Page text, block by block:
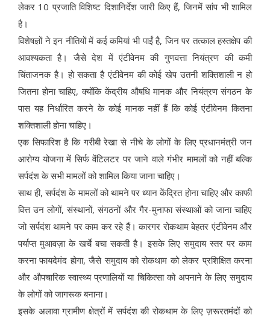
लेकर 10 प्रजाति विशिष्ट दिशानिर्देश जारी किए हैं, जिनमें सांप भी शामिल
है।
विशेषज्ञों ने इन नीतियों में कई कमियां भी पाईं है, जिन पर तत्काल हस्तक्षेप की
आवश्यकता है। जैसे देश में एंटीवेनम की गुणवत्ता नियंत्रण की कमी
चिंताजनक है। हो सकता है एंटीवेनम की कोई खेप उतनी शक्तिशाली न हो
जितना होना चाहिए, क्योंकि केंद्रीय औषधि मानक और नियंत्रण संगठन के
पास यह निर्धारित करने के कोई मानक नहीं हैं कि कोई एंटीवेनम कितना
शक्तिशाली होना चाहिए।
एक सिफारिश है कि गरीबी रेखा से नीचे के लोगों के लिए प्रधानमंत्री जन
आरोग्य योजना में सिर्फ वेंटिलटर पर जाने वाले गंभीर मामलों को नहीं बल्कि
सर्पदंश के सभी मामलों को शामिल किया जाना चाहिए।
साथ ही, सर्पदंश के मामलों को थामने पर ध्यान केंद्रित होना चाहिए और काफी
वित्त उन लोगों, संस्थानों, संगठनों और गैर-मुनाफा संस्थाओं को जाना चाहिए
जो सर्पदंश थामने पर काम कर रहे हैं। कारगर रोकथाम बेहतर एंटीवेनम और
पर्याप्त मुआवज़ा के खर्चे बचा सकती है। इसके लिए समुदाय स्तर पर काम
करना फायदेमंद होगा, जैसे समुदाय को रोकथाम को लेकर प्रशिक्षित करना
और औपचारिक स्वास्थ्य प्रणालियों या चिकित्सा को अपनाने के लिए समुदाय
के लोगों को जागरूक बनाना।
इसके अलावा ग्रामीण क्षेत्रों में सर्पदंश की रोकथाम के लिए ज़रूरतमंदों को